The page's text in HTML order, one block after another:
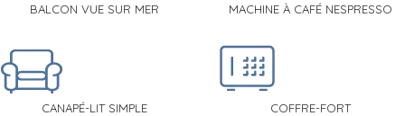
BALCON VUE SUR MER MACHINE À CAFÉ NESPRESSO
CANAPÉ-LIT SIMPLE COFFRE-FORT